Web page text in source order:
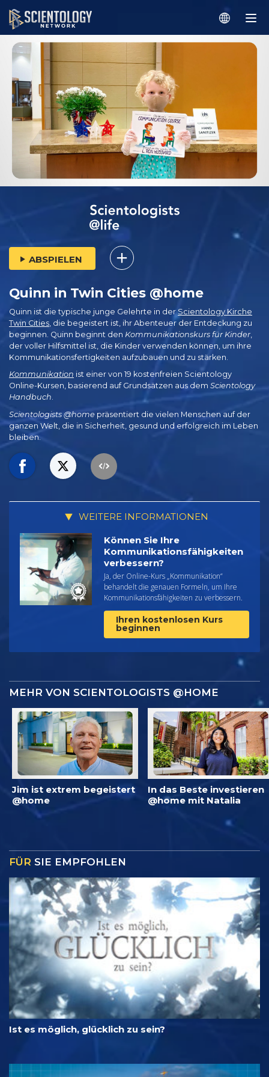
ABSPIELEN
Quinn in Twin Cities @home
Quinn ist die typische junge Gelehrte in derScientology Kirche
Twin Cities , die begeistert ist, ihr Abenteuer der Entdeckung zu
beginnen. Quinn beginnt den Kommunikationskurs für Kinder,
der voller Hilfsmittel ist, die Kinder verwenden können, um ihre
Kommunikationsfertigkeiten aufzubauen und zu stärken.
Kommunikation ist einer von 19 kostenfreien Scientology
Online-Kursen, basierend auf Grundsätzen aus dem Scientology
Handbuch.
Scientologists @home präsentiert die vielen Menschen auf der
ganzen Welt, die in Sicherheit, gesund und erfolgreich im Leben
bleiben.
WEITERE INFORMATIONEN
Können Sie Ihre
Kommunikations­fähigkeiten
verbessern?
Ja, der Online-Kurs „Kommunikation“
behandelt die genauen Formeln, um Ihre
Kommunikationsfähigkeiten zu verbessern.
Ihren kostenlosen Kurs
beginnen
MEHR VON SCIENTOLOGISTS @HOME
Jim ist extrem begeistert
@home
In das Beste investieren
@home mit Natalia
FÜR SIE EMPFOHLEN
Ist es möglich, glücklich zu sein?